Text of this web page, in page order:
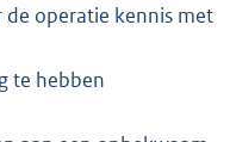
operatie kennis met
te hebben